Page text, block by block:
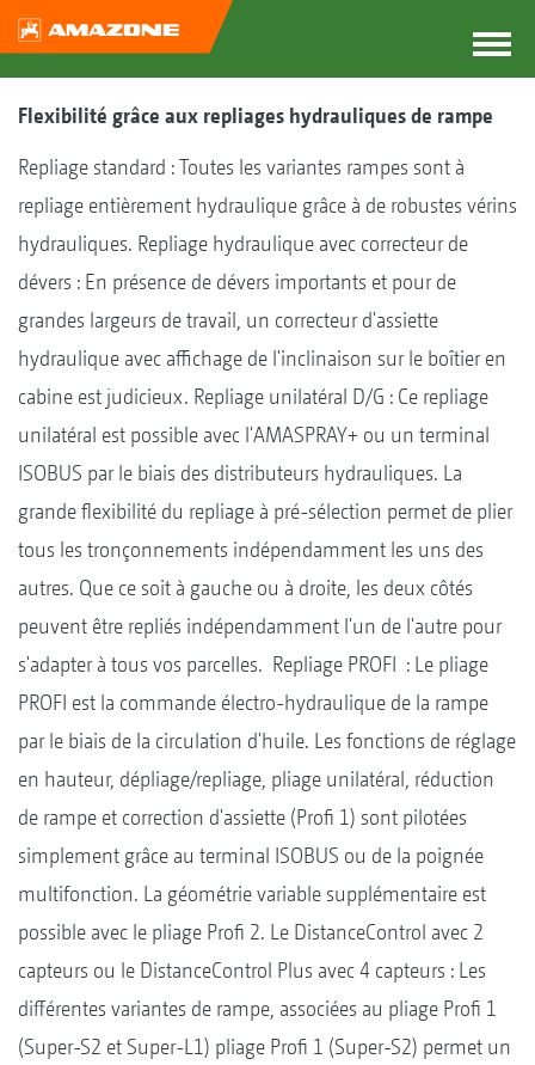
Flexibilité grâce aux repliages hydrauliques de rampe
Repliage standard : Toutes les variantes rampes sont à
repliage entièrement hydraulique grâce à de robustes vérins
hydrauliques. Repliage hydraulique avec correcteur de
dévers : En présence de dévers importants et pour de
grandes largeurs de travail, un correcteur d'assiette
hydraulique avec affichage de l'inclinaison sur le boîtier en
cabine est judicieux. Repliage unilatéral D/G : Ce repliage
unilatéral est possible avec l'AMASPRAY+ ou un terminal
ISOBUS par le biais des distributeurs hydrauliques. La
grande flexibilité du repliage à pré-sélection permet de plier
tous les tronçonnements indépendamment les uns des
autres. Que ce soit à gauche ou à droite, les deux côtés
peuvent être repliés indépendamment l'un de l'autre pour
s'adapter à tous vos parcelles. Repliage PROFI : Le pliage
PROFI est la commande électro-hydraulique de la rampe
par le biais de la circulation d'huile. Les fonctions de réglage
en hauteur, dépliage/repliage, pliage unilatéral, réduction
de rampe et correction d'assiette (Profi 1) sont pilotées
simplement grâce au terminal ISOBUS ou de la poignée
multifonction. La géométrie variable supplémentaire est
possible avec le pliage Profi 2. Le DistanceControl avec 2
capteurs ou le DistanceControl Plus avec 4 capteurs : Les
différentes variantes de rampe, associées au pliage Profi 1
(Super-S2 et Super-L1) pliage Profi 1 (Super-S2) permet un